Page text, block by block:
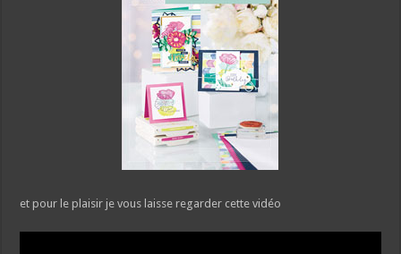
et pour le plaisir je vous laisse regarder cette vidéo